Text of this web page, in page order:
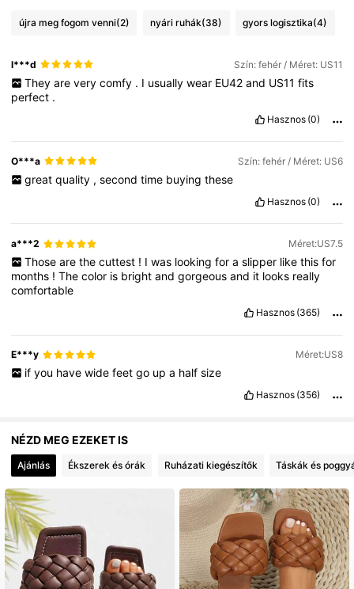
770K Követők
4.84 770K Követők
újra meg fogom venni(2) nyári ruhák(38) gyors logisztika(4)
l***d Szín: fehér / Méret: US11
They are very comfy . I usually wear EU42 and US11 fits
perfect .
Hasznos (0)
O***a Szín: fehér / Méret: US6
great quality , second time buying these
Hasznos (0)
a***2 Méret:US7.5
Those are the cuttest ! I was looking for a slipper like this for
months !Thecolor is brightandgorgeousand it looks really
comfortable
Hasznos (365)
E***y Méret:US8
if you have wide feet go up a half size
Hasznos (356)
NÉZD MEG EZEKET IS
Ajánlás Ékszerek és órák Ruházati kiegészítők Táskák és